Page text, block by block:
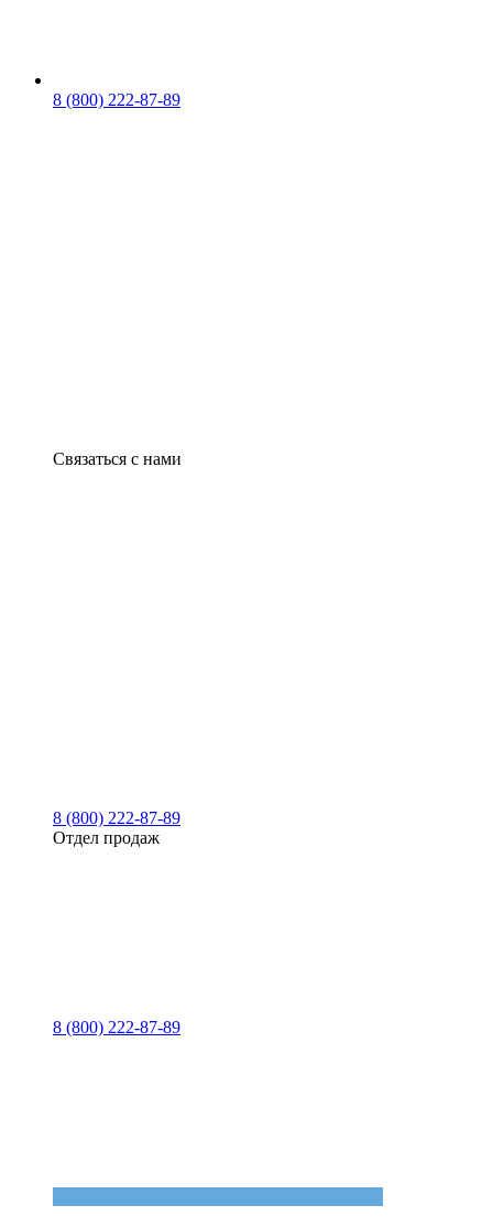
8 (800) 222-87-89
Связаться с нами
8 (800) 222-87-89
Отдел продаж
8 (800) 222-87-89